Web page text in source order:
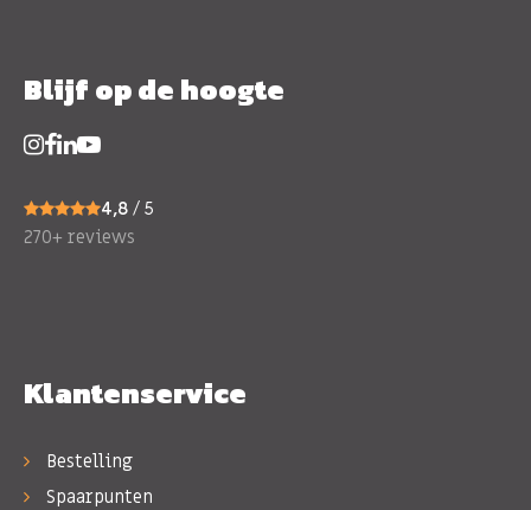
Blijf op de hoogte
4,8 / 5
270+ reviews
Klantenservice
Bestelling
Spaarpunten